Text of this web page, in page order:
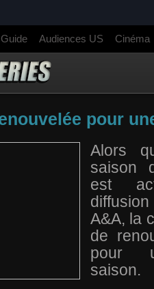
Audiences US Cinéma
pour
Alors
saison
est
A&A, la
de
pour
saison.